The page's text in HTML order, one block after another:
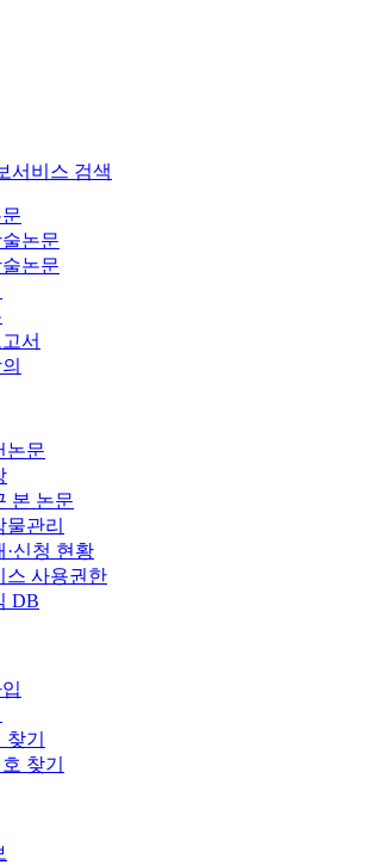
서비스 검색
논문
논문
서
논문
본 논문
물관리
·신청 현황
스 사용권한
DB
기
찾기